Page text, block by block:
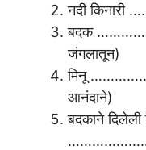
नदी किनारी
बदक
जंगलातून)
मिनू
आनंदाने)
बदकाने
…………………….